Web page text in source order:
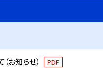
知らせ） PDF